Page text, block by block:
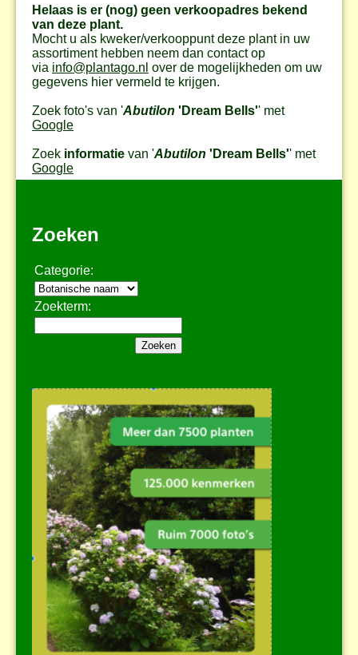
Helaas is er (nog) geen verkoopadres bekend
van deze plant.
Mocht u als kweker/verkooppunt deze plant in uw
assortiment hebben neem dan contact op
via info@plantago.nl over de mogelijkheden om uw
gegevens hier vermeld te krijgen.
Zoek foto's van 'Abutilon 'Dream Bells'' met
Google
Zoek informatie van 'Abutilon 'Dream Bells'' met
Google
Zoeken
Categorie:
Zoekterm: